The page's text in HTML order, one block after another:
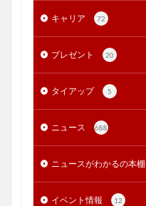
キャリア 72
プレゼント 20
タイアップ 5
ニュース 688
ニュースがわかるの本棚
イベント情報 12